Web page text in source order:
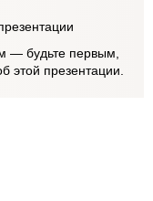
— будьте первым,
этой презентации.